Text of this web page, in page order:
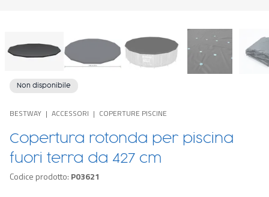
Non disponibile
BESTWAY ACCESSORI COPERTURE PISCINE
Copertura rotonda per piscina
fuori terra da 427 cm
Codice prodotto: P03621